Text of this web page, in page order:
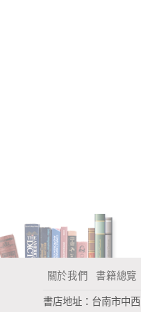
關於我們 書籍總覽
書店地址：台南市中